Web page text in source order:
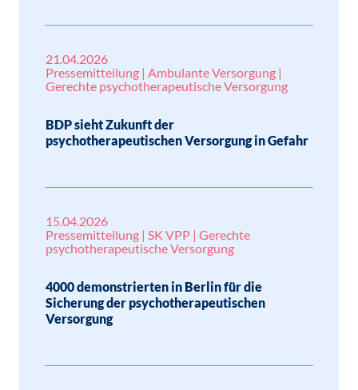
21.04.2026
Pressemitteilung | Ambulante Versorgung |
Gerechte psychotherapeutische Versorgung
BDP sieht Zukunft der
psychotherapeutischen Versorgung in Gefahr
15.04.2026
Pressemitteilung | SK VPP | Gerechte
psychotherapeutische Versorgung
4000 demonstrierten in Berlin für die
Sicherung der psychotherapeutischen
Versorgung